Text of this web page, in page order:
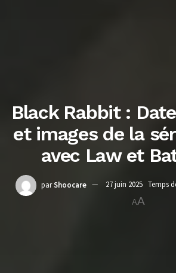
Black Rabbit :
et images de la
avec Law et
parShoocare 27 juin 2025 Temps
AA